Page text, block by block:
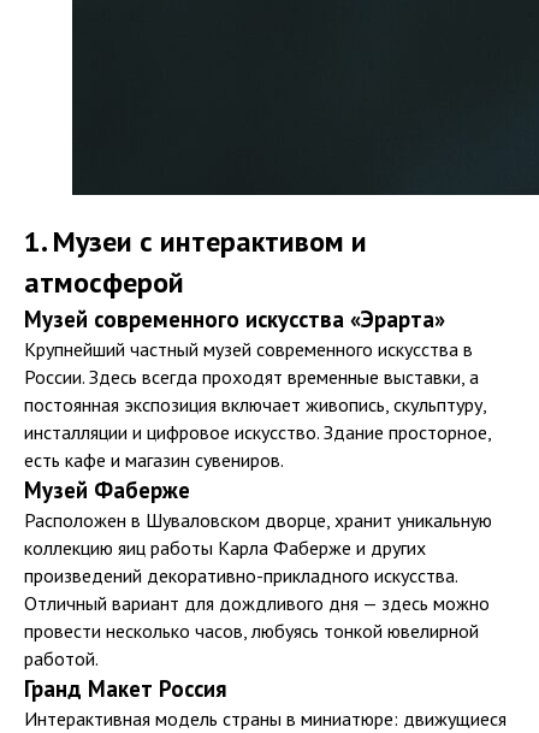
1. Музеи с интерактивом и
атмосферой
Музей современного искусства «Эрарта»
Крупнейший частный музей современного искусства в
России. Здесь всегда проходят временные выставки, а
постоянная экспозиция включает живопись, скульптуру,
инсталляции и цифровое искусство. Здание просторное,
есть кафе и магазин сувениров.
Музей Фаберже
Расположен в Шуваловском дворце, хранит уникальную
коллекцию яиц работы Карла Фаберже и других
произведений декоративно-прикладного искусства.
Отличный вариант для дождливого дня — здесь можно
провести несколько часов, любуясь тонкой ювелирной
работой.
Гранд Макет Россия
Интерактивная модель страны в миниатюре: движущиеся